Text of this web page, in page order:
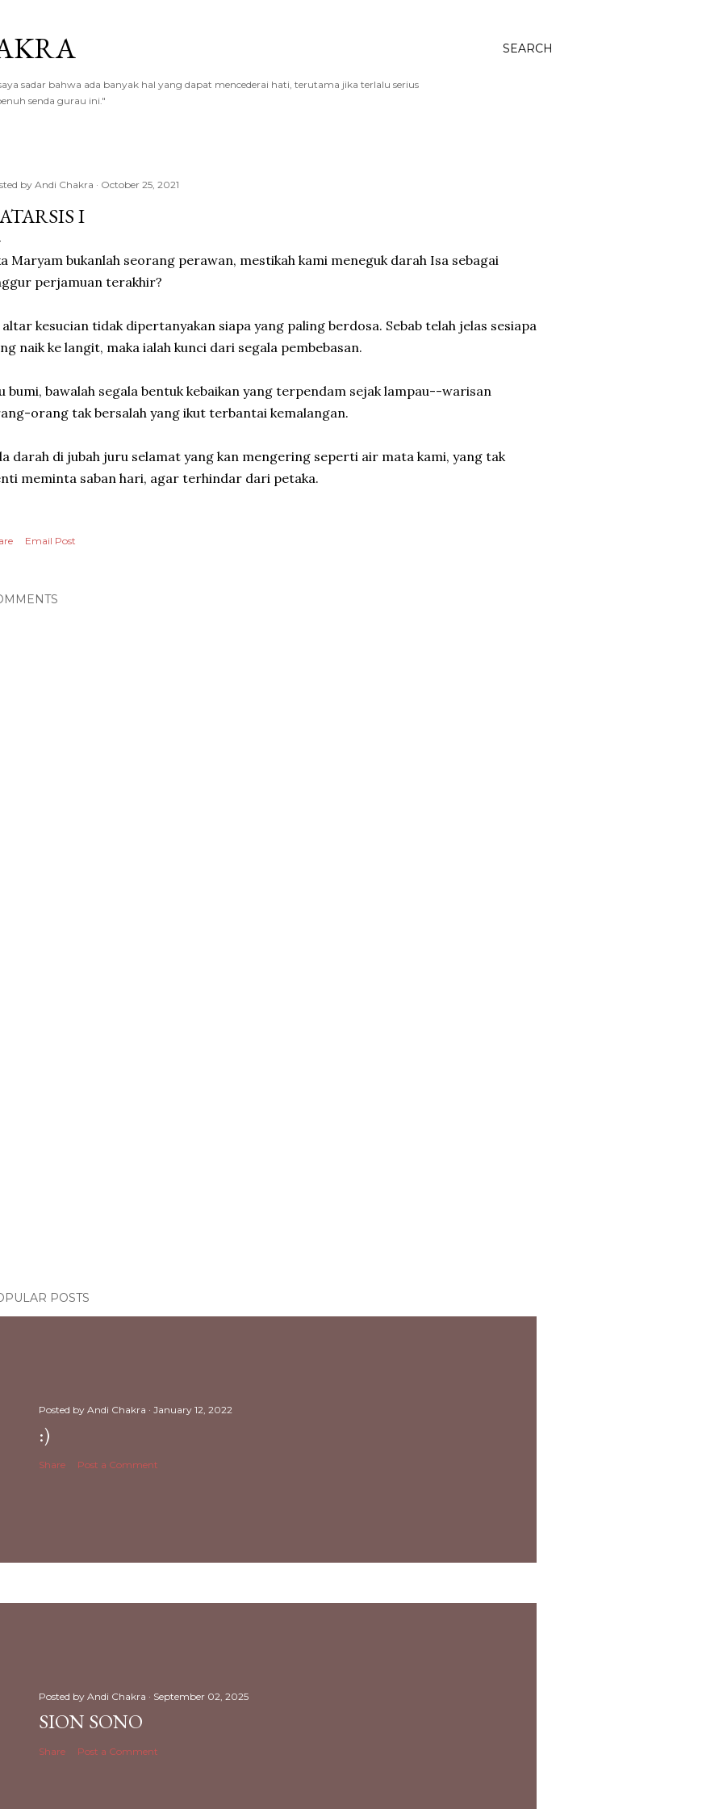
SEARCH
sadar bahwa ada banyak hal yang dapat mencederai hati, terutama jika terlalu serius
senda gurau ini."
by Andi Chakra October 25, 2021
I
Maryam bukanlah seorang perawan, mestikah kami meneguk darah Isa sebagai
perjamuan terakhir?
altar kesucian tidak dipertanyakan siapa yang paling berdosa. Sebab telah jelas sesiapa
naik ke langit, maka ialah kunci dari segala pembebasan.
bumi, bawalah segala bentuk kebaikan yang terpendam sejak lampau--warisan
orang tak bersalah yang ikut terbantai kemalangan.
darah di jubah juru selamat yang kan mengering seperti air mata kami, yang tak
meminta saban hari, agar terhindar dari petaka.
Email Post
POSTS
Posted by Andi Chakra January 12, 2022
:)
Share Post a Comment
Posted by Andi Chakra September 02, 2025
SION SONO
Share Post a Comment